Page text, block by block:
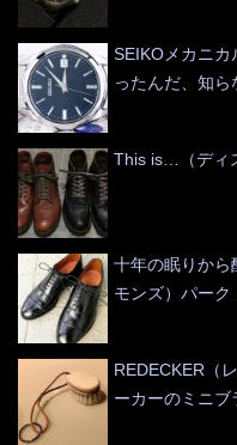
SEIKOメカニカ
ったんだ、知ら
This is…（ディ
十年の眠りから
モンズ）パーク
REDECKER（
ーカーのミニブ